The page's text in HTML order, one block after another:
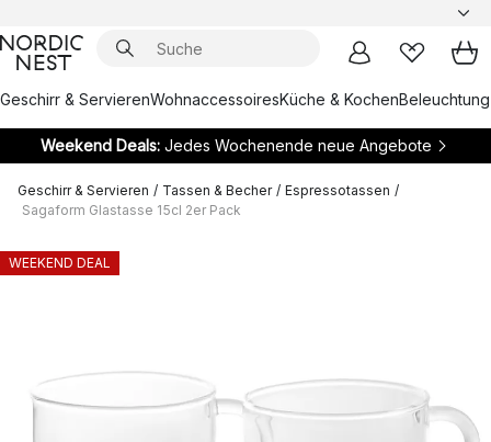
Geschirr & ServierenWohnaccessoiresKüche & KochenBeleuchtung
Weekend Deals:Jedes Wochenende neue Angebote
Geschirr & Servieren / Tassen & Becher / Espressotassen /
Sagaform Glastasse 15cl 2er Pack
WEEKEND DEAL